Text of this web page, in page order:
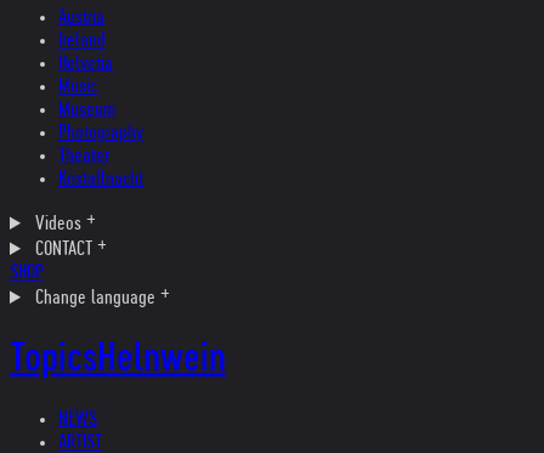
Austria
Ireland
Helvetia
Music
Museum
Photography
Theater
Kristallnacht
Videos
CONTACT
SHOP
Change language
TopicsHelnwein
NEWS
ARTIST